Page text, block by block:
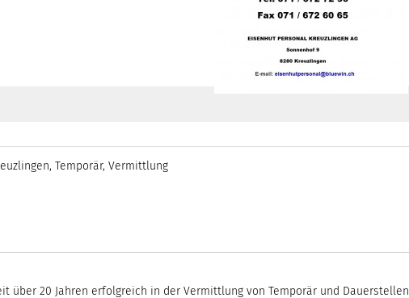
, Temporär, Vermittlung
über 20 Jahren erfolgreich in der Vermittlung von Temporär und Dauerstellen